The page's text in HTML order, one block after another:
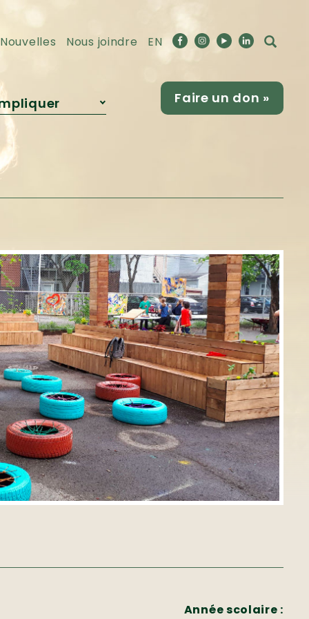
Nouvelles Nous joindre EN
Devenir
partenaire
Faire un don »
Année scolaire :